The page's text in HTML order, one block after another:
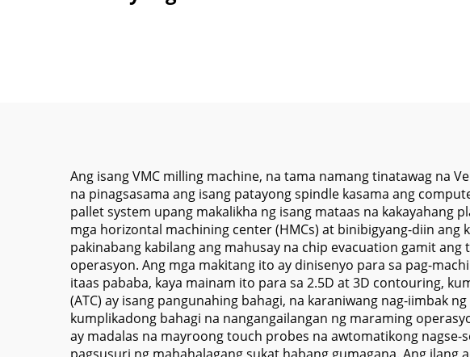
Ang isang VMC milling machine, na tama namang tinatawag na
na pinagsasama ang isang patayong spindle kasama ang
pallet system upang makalikha ng isang mataas na kakayahang
mga horizontal machining center (HMCs) at binibigyang-diin
pakinabang kabilang ang mahusay na chip evacuation gamit
operasyon. Ang mga makitang ito ay dinisenyo para sa pag-
itaas pababa, kaya mainam ito para sa 2.5D at 3D contouring,
(ATC) ay isang pangunahing bahagi, na karaniwang nag-iimbak
kumplikadong bahagi na nangangailangan ng maraming
ay madalas na mayroong touch probes na awtomatikong